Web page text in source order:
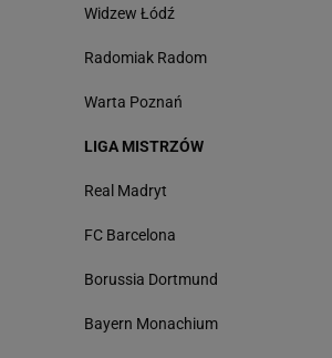
Widzew Łódź
Radomiak Radom
Warta Poznań
LIGA MISTRZÓW
Real Madryt
FC Barcelona
Borussia Dortmund
Bayern Monachium